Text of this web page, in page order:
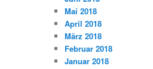
Mai 2018
April 2018
März 2018
Februar 2018
Januar 2018